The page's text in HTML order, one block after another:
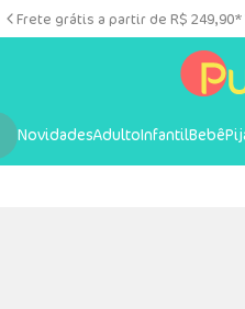
Frete grátis a partir de R$ 249,90*
NovidadesAdultoInfantilBebê